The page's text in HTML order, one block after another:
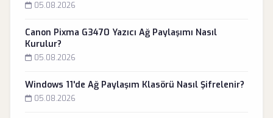
05.08.2026
Canon Pixma G3470 Yazıcı Ağ Paylaşımı Nasıl
Kurulur?
05.08.2026
Windows 11'de Ağ Paylaşım Klasörü Nasıl Şifrelenir?
05.08.2026